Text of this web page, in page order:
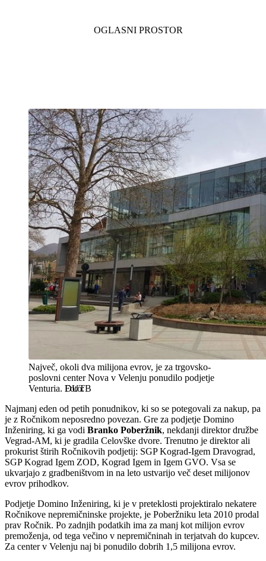
Največ, okoli dva milijona evrov, je za trgovsko-
poslovni center Nova v Velenju ponudilo podjetje
Venturia. DUTB
Najmanj eden od petih ponudnikov, ki so se potegovali za nakup, pa
je z Ročnikom neposredno povezan. Gre za podjetje Domino
Inženiring, ki ga vodi Branko Poberžnik, nekdanji direktor družbe
Vegrad-AM, ki je gradila Celovške dvore. Trenutno je direktor ali
prokurist štirih Ročnikovih podjetij: SGP Kograd-Igem Dravograd,
SGP Kograd Igem ZOD, Kograd Igem in Igem GVO. Vsa se
ukvarjajo z gradbeništvom in na leto ustvarijo več deset milijonov
evrov prihodkov.
Podjetje Domino Inženiring, ki je v preteklosti projektiralo nekatere
Ročnikove nepremičninske projekte, je Poberžniku leta 2010 prodal
prav Ročnik. Po zadnjih podatkih ima za manj kot milijon evrov
premoženja, od tega večino v nepremičninah in terjatvah do kupcev.
Za center v Velenju naj bi ponudilo dobrih 1,5 milijona evrov.